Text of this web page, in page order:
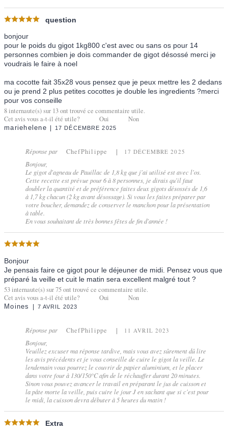
question
bonjour
pour le poids du gigot 1kg800 c'est avec ou sans os pour 14
personnes combien je dois commander de gigot désossé merci je
voudrais le faire à noel
ma cocotte fait 35x28 vous pensez que je peux mettre les 2 dedans
ou je prend 2 plus petites cocottes je double les ingredients ?merci
pour vos conseille
8internaute(s) sur 13ont trouvé ce commentaire utile.
Cet avis vous a-t-il été utile?
Oui Non
mariehelene 17 DÉCEMBRE 2025
Réponse par ChefPhilippe 17 DÉCEMBRE 2025
Bonjour,
Le gigot d'agneau de Pauillac de 1,8 kg que j'ai utilisé est avec l'os.
Cette recette est prévue pour 6 à 8 personnes, je dirais qu'il faut
doubler la quantité et de préférence faites deux gigots désossés de 1,6
à 1,7 kg chacun (2 kg avant désossage). Si vous les faites préparer par
votre boucher, demandez de conserver le manchon pour la présentation
à table.
En vous souhaitant de très bonnes fêtes de fin d'année !
Bonjour
Je pensais faire ce gigot pour le déjeuner de midi. Pensez vous que
préparé la veille et cuit le matin sera excellent malgré tout ?
53internaute(s) sur75ont trouvé ce commentaire utile.
Cet avis vous a-t-il été utile?
Oui Non
Moines 7 AVRIL 2023
Réponse par ChefPhilippe 11 AVRIL 2023
Bonjour,
Veuillez excuser ma réponse tardive, mais vous avez sûrement dû lire
les avis précédents et je vous conseille de cuire le gigot la veille. Le
lendemain vous pourrez le couvrir de papier aluminium, et le placer
dans votre four à 130/150°C afin de le réchauffer durant 20 minutes.
Sinon vous pouvez avancer le travail en préparant le jus de cuisson et
la pâte morte la veille, puis cuire le jour J en sachant que si c'est pour
le midi, la cuisson devra débuter à 5 heures du matin !
Extra